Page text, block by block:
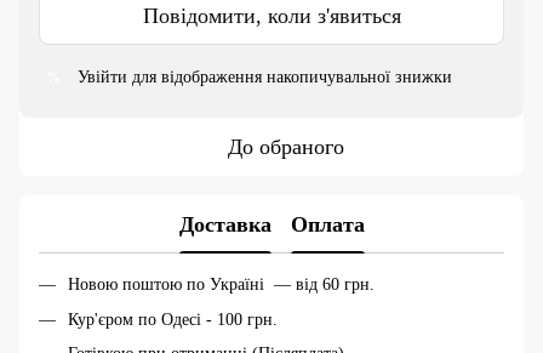
Повідомити, коли з'явиться
Увійти для відображення накопичувальної знижки
До обраного
Доставка Оплата
Новою поштою по Україні — від 60 грн.
Кур'єром по Одесі - 100 грн.